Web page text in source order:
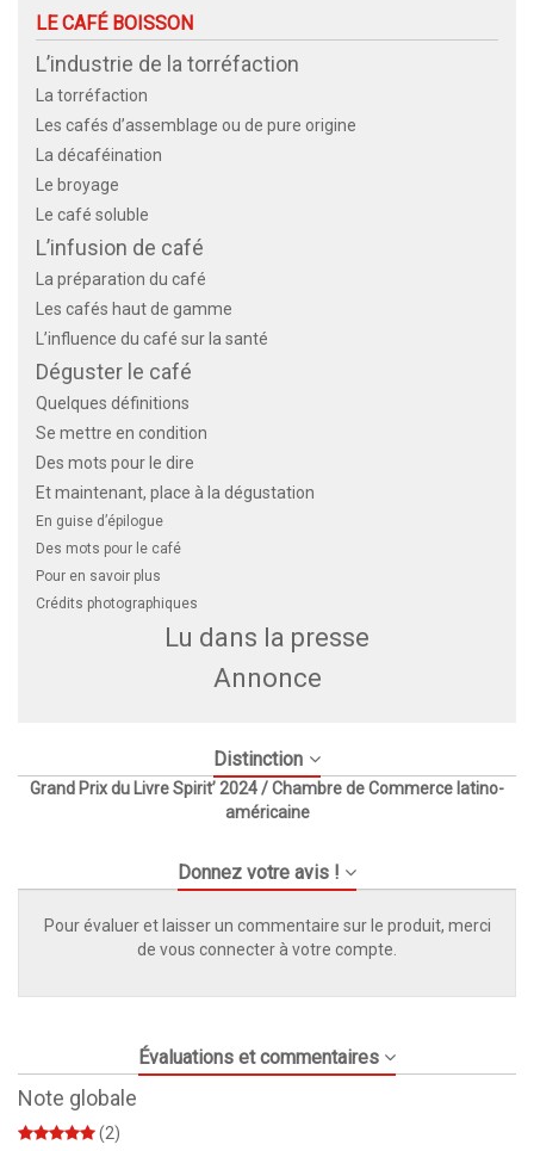
LE CAFÉ BOISSON
L’industrie de la torréfaction
La torréfaction
Les cafés d’assemblage ou de pure origine
La décaféination
Le broyage
Le café soluble
L’infusion de café
La préparation du café
Les cafés haut de gamme
L’influence du café sur la santé
Déguster le café
Quelques définitions
Se mettre en condition
Des mots pour le dire
Et maintenant, place à la dégustation
En guise d’épilogue
Des mots pour le café
Pour en savoir plus
Crédits photographiques
Lu dans la presse
Annonce
Distinction
Grand Prix du Livre Spirit’ 2024 / Chambre de Commerce latino-
américaine
Donnez votre avis !
Pour évaluer et laisser un commentaire sur le produit, merci
de vous connecter à votre compte.
Évaluations et commentaires
Note globale
(2)